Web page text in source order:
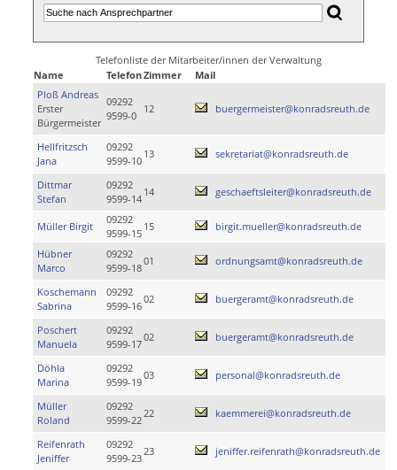
Telefonliste der Mitarbeiter/innen der Verwaltung
Name
TelefonZimmer
Mail
Ploß Andreas
Erster
Bürgermeister
09292
9599-0
12 buergermeister@konradsreuth.de
Hellfritzsch
Jana
09292
9599-10
13 sekretariat@konradsreuth.de
Dittmar
Stefan
09292
9599-14
14 geschaeftsleiter@konradsreuth.de
Müller Birgit
09292
9599-15
15 birgit.mueller@konradsreuth.de
Hübner
Marco
09292
9599-18
01 ordnungsamt@konradsreuth.de
Koschemann
Sabrina
09292
9599-16
02 buergeramt@konradsreuth.de
Poschert
Manuela
09292
9599-17
02 buergeramt@konradsreuth.de
Döhla
Marina
09292
9599-19
03 personal@konradsreuth.de
Müller
Roland
09292
9599-22
22 kaemmerei@konradsreuth.de
Reifenrath
Jeniffer
09292
9599-23
23 jeniffer.reifenrath@konradsreuth.de